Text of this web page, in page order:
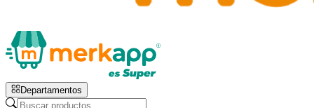
Departamentos